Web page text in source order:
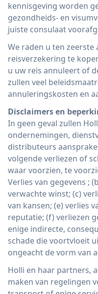
kennisgeving worden
gezondheids- en
juiste consulaat
We raden u ten
reisverzekering te
u uw reis annuleert of
zullen veel
annuleringskosten en
Disclaimers en
In geen geval zullen
ondernemingen,
distributeurs
volgende verliezen of
waar voorzien, te
Verlies van gegevens ;
verwachte winst; (c)
van kansen; (e) verlies
reputatie; (f) verliezen
enige indirecte,
schade die voortvloeit
ongeacht de vorm van
Holli en haar partners,
maken van regelingen